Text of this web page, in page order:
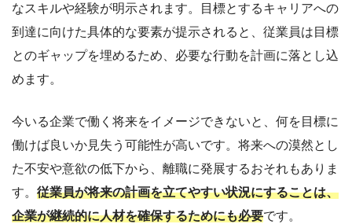
なスキルや経験が明示されます。目標とするキャリアへの
到達に向けた具体的な要素が提示されると、従業員は目標
とのギャップを埋めるため、必要な行動を計画に落とし込
めます。
今いる企業で働く将来をイメージできないと、何を目標に
働けば良いか見失う可能性が高いです。将来への漠然とし
た不安や意欲の低下から、離職に発展するおそれもありま
す。 従業員が将来の計画を立てやすい状況にすることは、
企業が継続的に人材を確保するためにも必要です。